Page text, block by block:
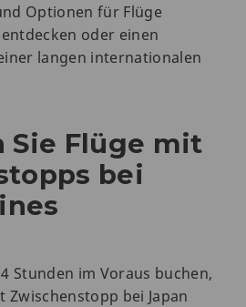
Optionen für Flüge
oder einen
langen internationalen
Sie Flüge mit
bei
Stunden im Voraus buchen,
Zwischenstopp bei Japan